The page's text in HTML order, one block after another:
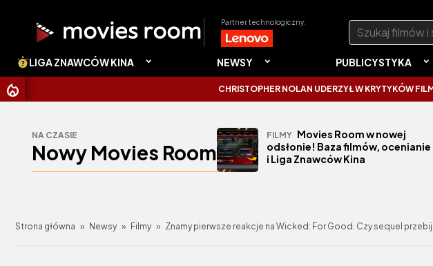
Partner technologiczny: Szukaj:
LIGA ZNAWCÓW KINA NEWSY PUBLICYSTYKA
CHRISTOPHER NOLAN UDERZYŁ W KRYTYKÓW FILMOWYCH.
NA CZASIE
Nowy Movies Room
FILMY Movies Room w nowej
odsłonie! Baza filmów, ocenianie
i Liga Znawców Kina
Strona główna » Newsy » Filmy » Znamy pierwsze reakcje na Wicked: For Good. Czy sequel